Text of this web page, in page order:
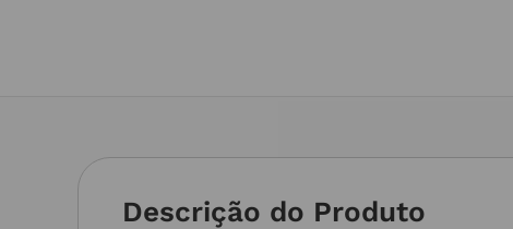
Descrição do Produto